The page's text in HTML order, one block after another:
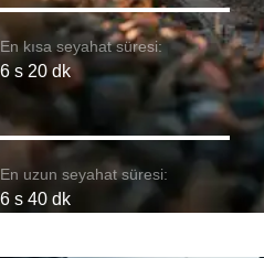
En kısa seyahat süresi:
6 s 20 dk
En uzun seyahat süresi:
6 s 40 dk